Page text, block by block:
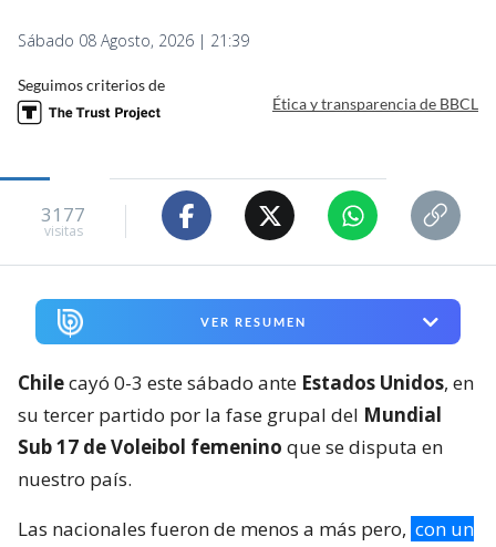
Sábado 08 Agosto, 2026 | 21:39
Seguimos criterios de
Ética y transparencia de BBCL
3177
visitas
VER RESUMEN
Chilecayó 0-3 este sábado ante Estados Unidos, en
su tercer partido por la fase grupal del Mundial
Sub 17 de Voleibol femenino que se disputa en
nuestro país.
Las nacionales fueron de menos a más pero, con un